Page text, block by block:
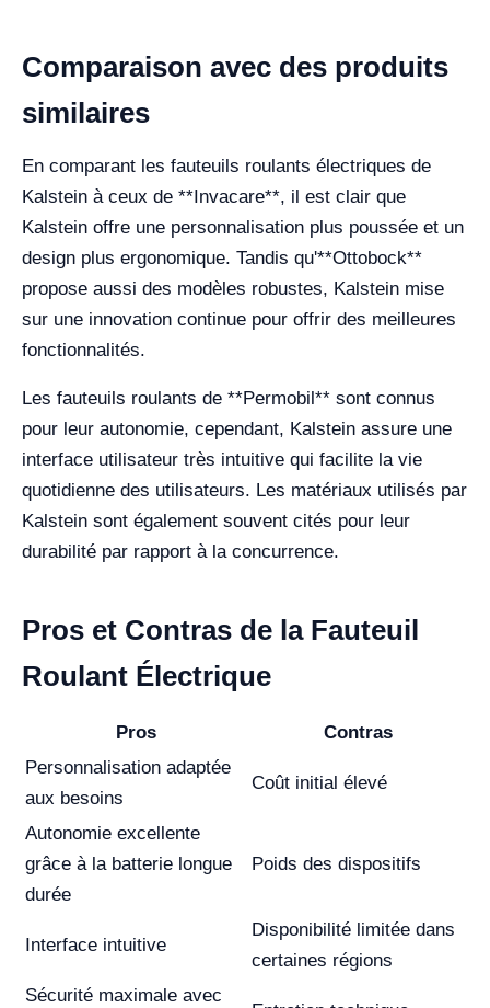
Comparaison avec des produits
similaires
En comparant les fauteuils roulants électriques de
Kalstein à ceux de **Invacare**, il est clair que
Kalstein offre une personnalisation plus poussée et un
design plus ergonomique. Tandis qu'**Ottobock**
propose aussi des modèles robustes, Kalstein mise
sur une innovation continue pour offrir des meilleures
fonctionnalités.
Les fauteuils roulants de **Permobil** sont connus
pour leur autonomie, cependant, Kalstein assure une
interface utilisateur très intuitive qui facilite la vie
quotidienne des utilisateurs. Les matériaux utilisés par
Kalstein sont également souvent cités pour leur
durabilité par rapport à la concurrence.
Pros et Contras de la Fauteuil
Roulant Électrique
Pros
Contras
Personnalisation adaptée
aux besoins
Coût initial élevé
Autonomie excellente
grâce à la batterie longue
durée
Poids des dispositifs
Interface intuitive
Disponibilité limitée dans
certaines régions
Sécurité maximale avec